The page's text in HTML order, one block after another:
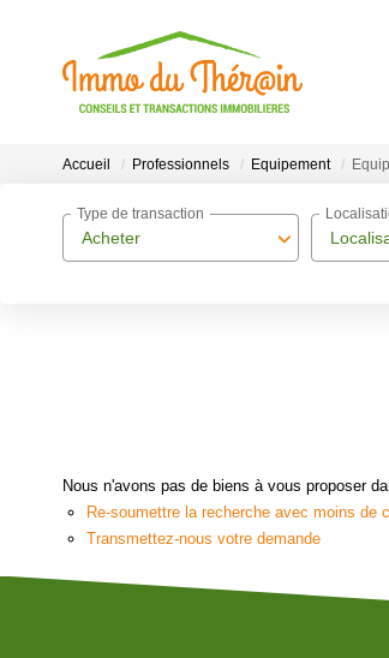
Accueil Professionnels Equipement
Acheter
Type de transaction
Nous n'avons pas de biens à vous proposer
Re-soumettre la recherche avec moins de
Transmettez-nous votre demande